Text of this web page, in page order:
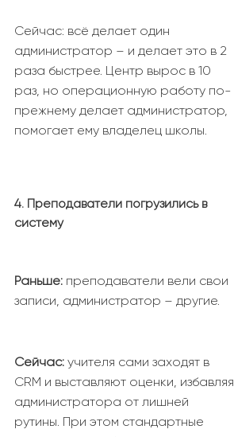
Сейчас: всё делает один
администратор – и делает это в 2
раза быстрее. Центр вырос в 10
раз, но операционную работу по-
прежнему делает администратор,
помогает ему владелец школы.
4. Преподаватели погрузились в
систему
Раньше: преподаватели вели свои
записи, администратор – другие.
Сейчас: учителя сами заходят в
CRM и выставляют оценки, избавляя
администратора от лишней
рутины. При этом стандартные